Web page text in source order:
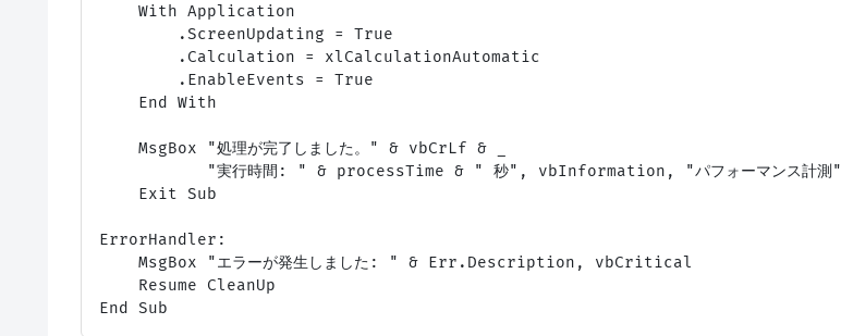
    With Application
        .ScreenUpdating = True
        .Calculation = xlCalculationAutomatic
        .EnableEvents = True
    End With
    MsgBox "処理が完了しました。" & vbCrLf & _
           "実行時間: " & processTime & " 秒", vbInformation, "パフォーマンス計測"
    Exit Sub
ErrorHandler:
    MsgBox "エラーが発生しました: " & Err.Description, vbCritical
    Resume CleanUp